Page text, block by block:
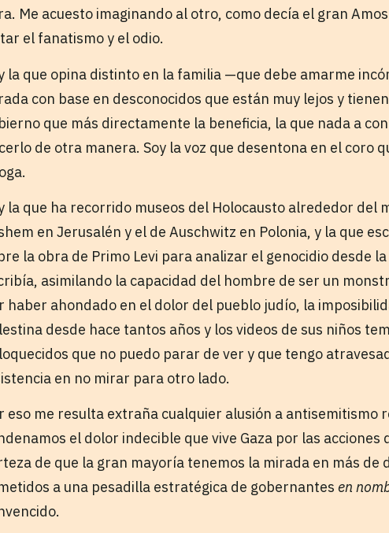
Me acuesto imaginando al otro, como decía el gran
el fanatismo y el odio.
la que opina distinto en la familia —que debe amarme
con base en desconocidos que están muy lejos y
que más directamente la beneficia, la que nada a
de otra manera. Soy la voz que desentona en el coro
la que ha recorrido museos del Holocausto alrededor del
en Jerusalén y el de Auschwitz en Polonia, y la que
la obra de Primo Levi para analizar el genocidio desde
asimilando la capacidad del hombre de ser un
haber ahondado en el dolor del pueblo judío, la
desde hace tantos años y los videos de sus niños
que no puedo parar de ver y que tengo
en no mirar para otro lado.
eso me resulta extraña cualquier alusión a antisemitismo
el dolor indecible que vive Gaza por las
de que la gran mayoría tenemos la mirada en más de
a una pesadilla estratégica de gobernantes en